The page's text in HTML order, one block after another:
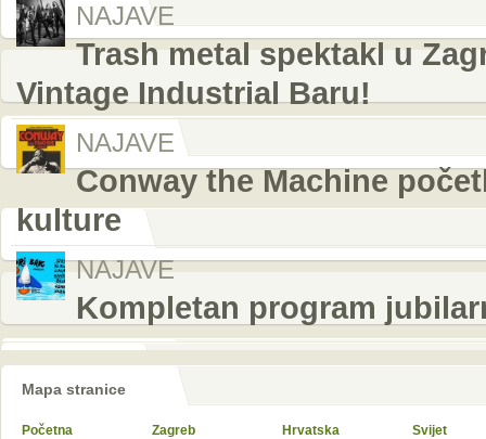
NAJAVE
Trash metal spektakl u
Vintage Industrial Baru!
NAJAVE
Conway the Machine
kulture
NAJAVE
Kompletan program
Mapa stranice
Početna Zagreb Hrvatska Svijet